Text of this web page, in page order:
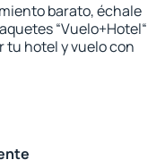
barato, échale
“Vuelo+Hotel“
tu hotel y vuelo con